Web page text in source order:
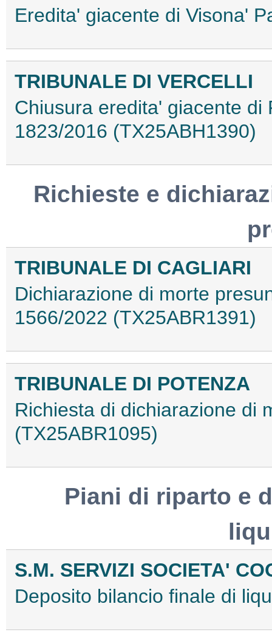
Eredita' giacente di Visona'
TRIBUNALE DI VERCELLI
Chiusura eredita' giacente di
1823/2016 (TX25ABH1390)
Richieste e
TRIBUNALE DI CAGLIARI
Dichiarazione di morte
1566/2022 (TX25ABR1391)
TRIBUNALE DI POTENZA
Richiesta di dichiarazione di
(TX25ABR1095)
Piani di riparto e
S.M. SERVIZI SOCIETA'
Deposito bilancio finale di